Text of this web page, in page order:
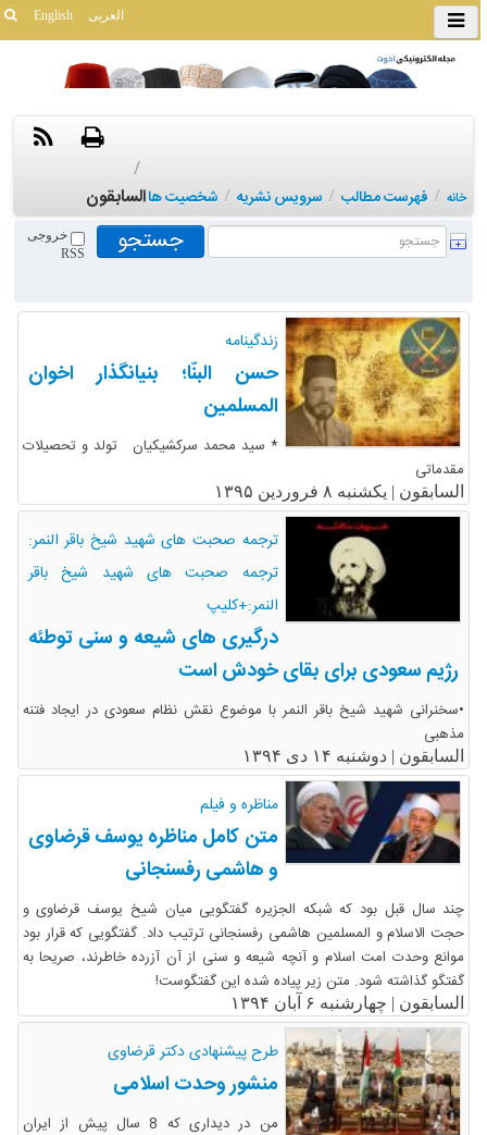
English العربی
خانه / فهرست مطالب / سرویس نشریه / شخصیت ها
/
السابقون
خروجی
RSS
زندگینامه
حسن البنّا؛ بنیانگذار اخوان
المسلمین
* سید محمد سرکشیکیان تولد و تحصیلات
مقدماتی
السابقون | یکشنبه ۸ فروردین ۱۳۹۵
ترجمه صحبت های شهید شیخ باقر النمر:
ترجمه صحبت های شهید شیخ باقر
النمر:+کلیپ
درگیری های شیعه و سنی توطئه
رژیم سعودی برای بقای خودش است
•سخنرانی شهید شیخ باقر النمر با موضوع نقش نظام سعودی در ایجاد فتنه
مذهبی
السابقون | دوشنبه ۱۴ دی ۱۳۹۴
مناظره و فیلم
متن کامل مناظره یوسف قرضاوی
و هاشمی رفسنجانی
چند سال قبل بود که شبکه الجزیره گفتگویی میان شیخ یوسف قرضاوی و
حجت الاسلام و المسلمین هاشمی رفسنجانی ترتیب داد. گفتگویی که قرار بود
موانع وحدت امت اسلام و آنچه شیعه و سنی از آن آزرده خاطرند، صریحا به
گفتگو گذاشته شود. متن زیر پیاده شده این گفتگوست!
السابقون | چهارشنبه ۶ آبان ۱۳۹۴
طرح پیشنهادی دکتر قرضاوی
منشور وحدت اسلامی
من در دیداری که 8 سال پیش از ایران